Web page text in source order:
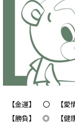
【金運】 〇 【愛
【勝負】 ◎ 【健